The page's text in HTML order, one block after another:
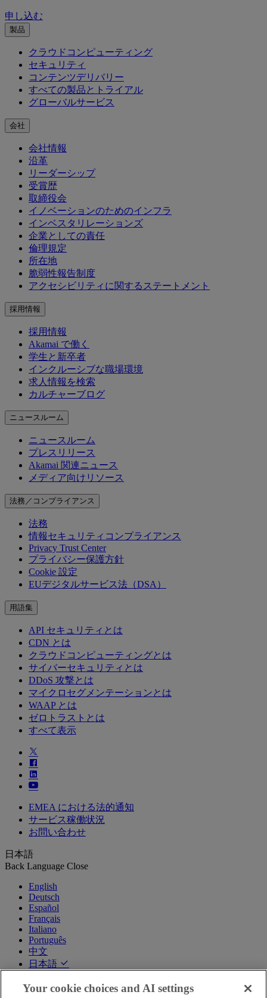
申し込む
製品
クラウドコンピューティング
セキュリティ
コンテンツデリバリー
すべての製品とトライアル
グローバルサービス
会社
会社情報
沿革
リーダーシップ
受賞歴
取締役会
イノベーションのためのインフラ
インベスタリレーションズ
企業としての責任
倫理規定
所在地
脆弱性報告制度
アクセシビリティに関するステートメント
採用情報
採用情報
Akamai で働く
学生と新卒者
インクルーシブな職場環境
求人情報を検索
カルチャーブログ
ニュースルーム
ニュースルーム
プレスリリース
Akamai 関連ニュース
メディア向けリソース
法務／コンプライアンス
法務
情報セキュリティコンプライアンス
Privacy Trust Center
プライバシー保護方針
Cookie 設定
EUデジタルサービス法（DSA）
用語集
API セキュリティとは
CDN とは
クラウドコンピューティングとは
サイバーセキュリティとは
DDoS 攻撃とは
マイクロセグメンテーションとは
WAAP とは
ゼロトラストとは
すべて表示
EMEA における法的通知
サービス稼働状況
お問い合わせ
日本語
Back Language Close
English
Deutsch
Español
Français
Italiano
Português
中文
日本語
Your cookie choices and AI settings